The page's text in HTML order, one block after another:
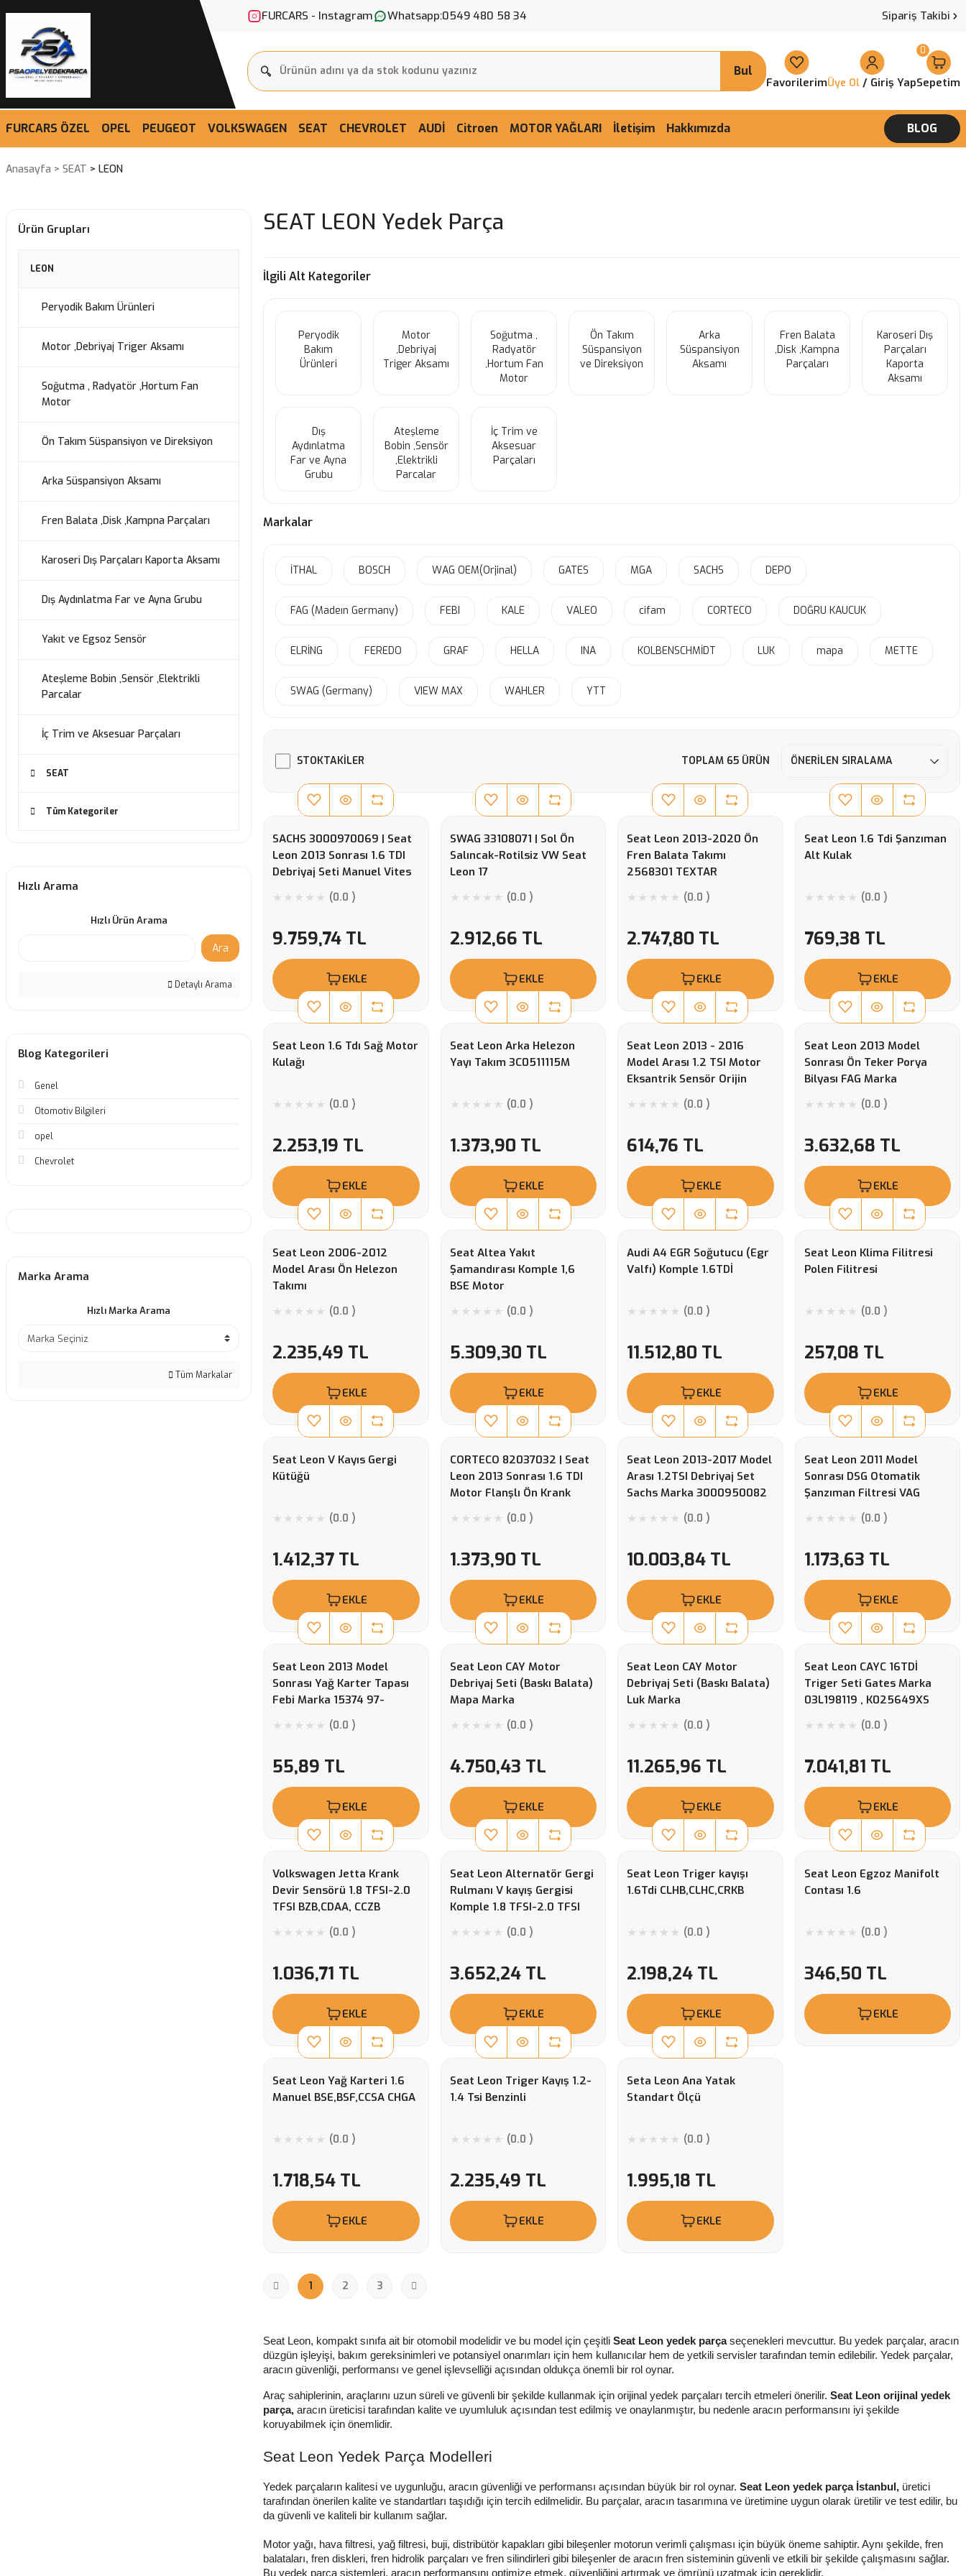
FURCARS - Instagram Whatsapp:0549 480 58 34 Sipariş Takibi
Bul
FavorilerimÜye Ol / Giriş YapSepetim
0
FURCARS ÖZEL OPEL PEUGEOT VOLKSWAGEN SEAT CHEVROLET AUDİ Citroen MOTOR YAĞLARI İletişim Hakkımızda BLOG
Anasayfa SEAT LEON
Ürün Grupları
LEON
Peryodik Bakım Ürünleri
Motor ,Debriyaj Triger Aksamı
Soğutma , Radyatör ,Hortum Fan
Motor
Ön Takım Süspansiyon ve Direksiyon
Arka Süspansiyon Aksamı
Fren Balata ,Disk ,Kampna Parçaları
Karoseri Dış Parçaları Kaporta Aksamı
Dış Aydınlatma Far ve Ayna Grubu
Yakıt ve Egsoz Sensör
Ateşleme Bobin ,Sensör ,Elektrikli
Parcalar
İç Trim ve Aksesuar Parçaları
SEAT
Tüm Kategoriler
Hızlı Arama
Hızlı Ürün Arama
Ara
Detaylı Arama
Blog Kategorileri
Genel
Otomotiv Bilgileri
opel
Chevrolet
Marka Arama
Hızlı Marka Arama
Tüm Markalar
SEAT LEON Yedek Parça
İlgili Alt Kategoriler
Peryodik
Bakım
Ürünleri
Motor
,Debriyaj
Triger Aksamı
Soğutma ,
Radyatör
,Hortum Fan
Motor
Ön Takım
Süspansiyon
ve Direksiyon
Arka
Süspansiyon
Aksamı
Fren Balata
,Disk ,Kampna
Parçaları
Karoseri Dış
Parçaları
Kaporta
Aksamı
Dış
Aydınlatma
Far ve Ayna
Grubu
Ateşleme
Bobin ,Sensör
,Elektrikli
Parcalar
İç Trim ve
Aksesuar
Parçaları
Markalar
İTHAL BOSCH WAG OEM(Orjinal) GATES MGA SACHS DEPO
FAG (Madeın Germany) FEBI KALE VALEO cifam CORTECO DOĞRU KAUCUK
ELRİNG FEREDO GRAF HELLA INA KOLBENSCHMİDT LUK mapa METTE
SWAG (Germany) VIEW MAX WAHLER YTT
STOKTAKILER TOPLAM 65 ÜRÜN
SACHS 3000970069 | Seat
Leon 2013 Sonrası 1.6 TDI
Debriyaj Seti Manuel Vites
(0.0 )
9.759,74 TL
EKLE
SWAG 33108071 | Sol Ön
Salıncak-Rotilsiz VW Seat
Leon 17
(0.0 )
2.912,66 TL
EKLE
Seat Leon 2013-2020 Ön
Fren Balata Takımı
2568301 TEXTAR
(0.0 )
2.747,80 TL
EKLE
Seat Leon 1.6 Tdi Şanzıman
Alt Kulak
(0.0 )
769,38 TL
EKLE
Seat Leon 1.6 Tdı Sağ Motor
Kulağı
(0.0 )
2.253,19 TL
EKLE
Seat Leon Arka Helezon
Yayı Takım 3C0511115M
(0.0 )
1.373,90 TL
EKLE
Seat Leon 2013 - 2016
Model Arası 1.2 TSI Motor
Eksantrik Sensör Orijin
(0.0 )
614,76 TL
EKLE
Seat Leon 2013 Model
Sonrası Ön Teker Porya
Bilyası FAG Marka
(0.0 )
3.632,68 TL
EKLE
Seat Leon 2006-2012
Model Arası Ön Helezon
Takımı
(0.0 )
2.235,49 TL
EKLE
Seat Altea Yakıt
Şamandırası Komple 1,6
BSE Motor
(0.0 )
5.309,30 TL
EKLE
Audi A4 EGR Soğutucu (Egr
Valfı) Komple 1.6TDİ
(0.0 )
11.512,80 TL
EKLE
Seat Leon Klima Filitresi
Polen Filitresi
(0.0 )
257,08 TL
EKLE
Seat Leon V Kayıs Gergi
Kütüğü
(0.0 )
1.412,37 TL
EKLE
CORTECO 82037032 | Seat
Leon 2013 Sonrası 1.6 TDI
Motor Flanşlı Ön Krank
Keçesi Corteco
(0.0 )
1.373,90 TL
EKLE
Seat Leon 2013-2017 Model
Arası 1.2TSI Debriyaj Set
Sachs Marka 3000950082
(0.0 )
10.003,84 TL
EKLE
Seat Leon 2011 Model
Sonrası DSG Otomatik
Şanzıman Filtresi VAG
(0.0 )
1.173,63 TL
EKLE
Seat Leon 2013 Model
Sonrası Yağ Karter Tapası
Febi Marka 15374 97-
N90813202
(0.0 )
55,89 TL
EKLE
Seat Leon CAY Motor
Debriyaj Seti (Baskı Balata)
Mapa Marka
(0.0 )
4.750,43 TL
EKLE
Seat Leon CAY Motor
Debriyaj Seti (Baskı Balata)
Luk Marka
(0.0 )
11.265,96 TL
EKLE
Seat Leon CAYC 16TDİ
Triger Seti Gates Marka
03L198119 , K025649XS
(0.0 )
7.041,81 TL
EKLE
Volkswagen Jetta Krank
Devir Sensörü 1.8 TFSI-2.0
TFSI BZB,CDAA, CCZB
(0.0 )
1.036,71 TL
EKLE
Seat Leon Alternatör Gergi
Rulmanı V kayış Gergisi
Komple 1.8 TFSI-2.0 TFSI
(0.0 )
3.652,24 TL
EKLE
Seat Leon Triger kayışı
1.6Tdi CLHB,CLHC,CRKB
(0.0 )
2.198,24 TL
EKLE
Seat Leon Egzoz Manifolt
Contası 1.6
(0.0 )
346,50 TL
EKLE
Seat Leon Yağ Karteri 1.6
Manuel BSE,BSF,CCSA CHGA
(0.0 )
1.718,54 TL
EKLE
Seat Leon Triger Kayış 1.2-
1.4 Tsi Benzinli
(0.0 )
2.235,49 TL
EKLE
Seta Leon Ana Yatak
Standart Ölçü
(0.0 )
1.995,18 TL
EKLE
1 2 3
Seat Leon, kompakt sınıfa ait bir otomobil modelidir ve bu model için çeşitli Seat Leon yedek parçaseçenekleri mevcuttur. Bu yedek parçalar, aracın
düzgün işleyişi, bakım gereksinimleri ve potansiyel onarımları için hem kullanıcılar hem de yetkili servisler tarafından temin edilebilir. Yedek parçalar,
aracın güvenliği, performansı ve genel işlevselliği açısından oldukça önemli bir rol oynar.
Araç sahiplerinin, araçlarını uzun süreli ve güvenli bir şekilde kullanmak için orijinal yedek parçaları tercih etmeleri önerilir. Seat Leon orijinal yedek
parça, aracın üreticisi tarafından kalite ve uyumluluk açısından test edilmiş ve onaylanmıştır, bu nedenle aracın performansını iyi şekilde
koruyabilmek için önemlidir.
Seat Leon Yedek Parça Modelleri
Yedek parçaların kalitesi ve uygunluğu, aracın güvenliği ve performansı açısından büyük bir rol oynar. Seat Leon yedek parça İstanbul, üretici
tarafından önerilen kalite ve standartları taşıdığı için tercih edilmelidir. Bu parçalar, aracın tasarımına ve üretimine uygun olarak üretilir ve test edilir, bu
da güvenli ve kaliteli bir kullanım sağlar.
Motor yağı, hava filtresi, yağ filtresi, buji, distribütör kapakları gibi bileşenler motorun verimli çalışması için büyük öneme sahiptir. Aynı şekilde, fren
balataları, fren diskleri, fren hidrolik parçaları ve fren silindirleri gibi bileşenler de aracın fren sisteminin güvenli ve etkili bir şekilde çalışmasını sağlar.
Bu yedek parça sistemleri, aracın performansını optimize etmek, güvenliğini artırmak ve ömrünü uzatmak için gereklidir.